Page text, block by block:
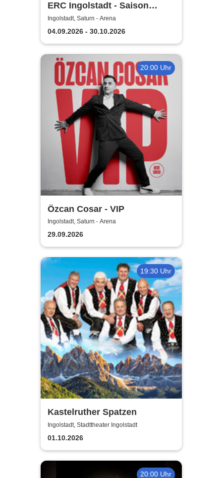
ERC Ingolstadt - Saison
2026/2027
Ingolstadt, Saturn - Arena
04.09.2026 - 30.10.2026
20:00 Uhr
Özcan Cosar - VIP
Ingolstadt, Saturn - Arena
29.09.2026
19:30 Uhr
Kastelruther Spatzen
Ingolstadt, Stadttheater Ingolstadt
01.10.2026
20:00 Uhr